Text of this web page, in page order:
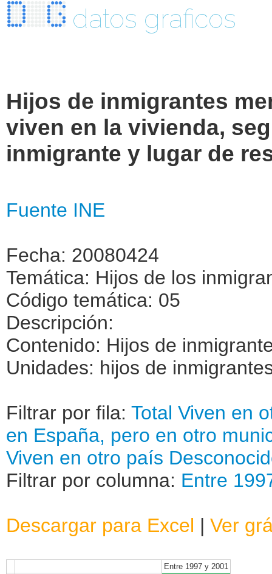
datos graficos
Hijos de inmigrantes
viven en la vivienda,
inmigrante y lugar de
Fuente INE
Fecha: 20080424
Temática: Hijos de los
Código temática: 05
Descripción:
Contenido: Hijos de
Unidades: hijos de
Filtrar por fila: Total Viven en
en España, pero en otro
Viven en otro país
Filtrar por columna: Entre
Descargar para Excel | Ver
Entre 1997 y 2001